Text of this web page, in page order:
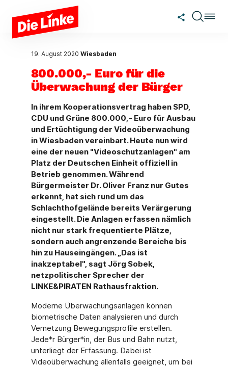
Zum Hauptinhalt springen
19. August 2020 Wiesbaden
800.000,- Euro für die
Überwachung der Bürger
In ihrem Kooperationsvertrag haben SPD,
CDU und Grüne 800.000,- Euro für Ausbau
und Ertüchtigung der Videoüberwachung
in Wiesbaden vereinbart. Heute nun wird
eine der neuen "Videoschutzanlagen" am
Platz der Deutschen Einheit offiziell in
Betrieb genommen. Während
Bürgermeister Dr. Oliver Franz nur Gutes
erkennt, hat sich rund um das
Schlachthofgelände bereits Verärgerung
eingestellt. Die Anlagen erfassen nämlich
nicht nur stark frequentierte Plätze,
sondern auch angrenzende Bereiche bis
hin zu Hauseingängen. „Das ist
inakzeptabel", sagt Jörg Sobek,
netzpolitischer Sprecher der
LINKE&PIRATEN Rathausfraktion.
Moderne Überwachungsanlagen können
biometrische Daten analysieren und durch
Vernetzung Bewegungsprofile erstellen.
Jede*r Bürger*in, der Bus und Bahn nutzt,
unterliegt der Erfassung. Dabei ist
Videoüberwachung allenfalls geeignet, um bei